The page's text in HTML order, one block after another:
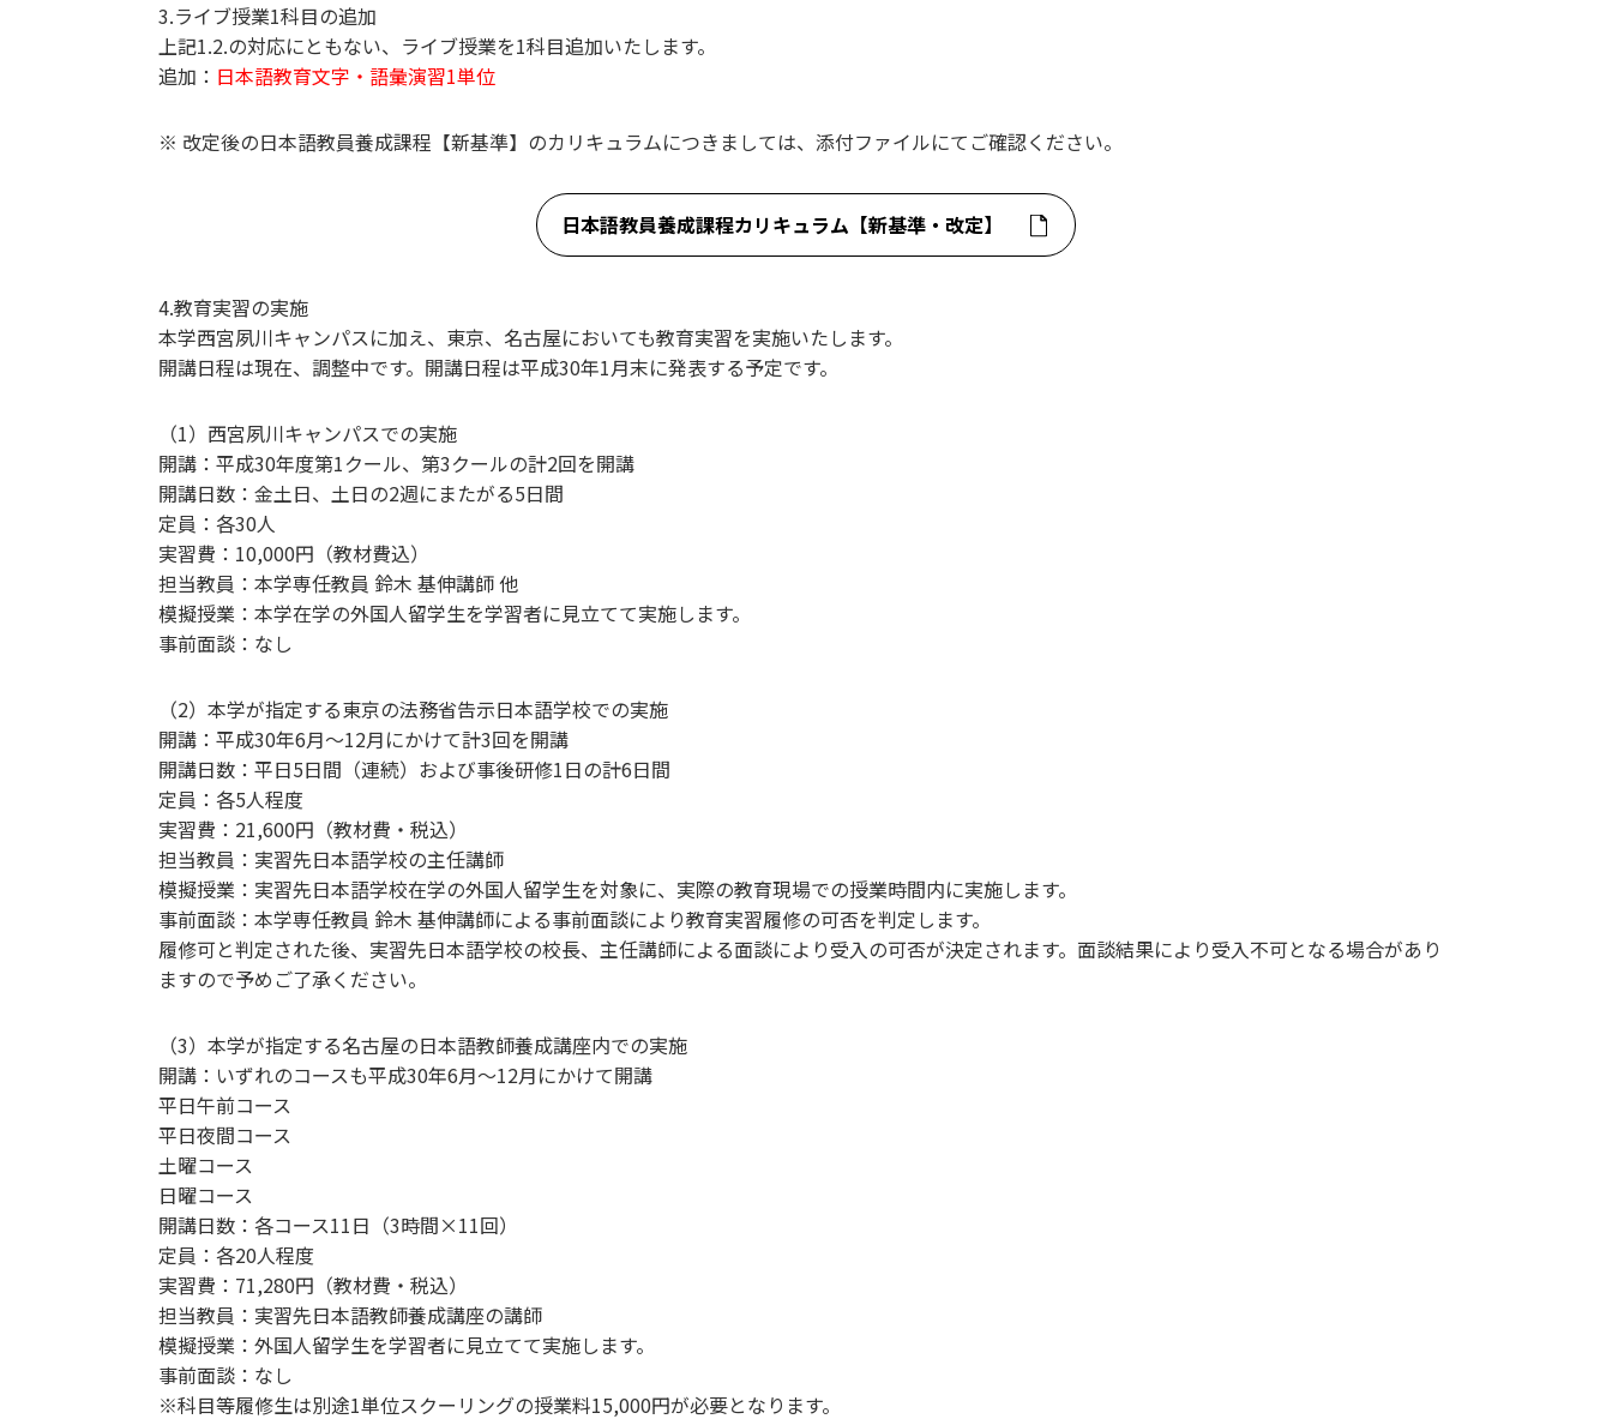
3.ライブ授業1科目の追加
上記1.2.の対応にともない、ライブ授業を1科目追加いたします。
追加： 日本語教育文字・語彙演習1単位
※ 改定後の日本語教員養成課程【新基準】のカリキュラムにつきましては、添付ファイルにてご確認ください。
日本語教員養成課程カリキュラム【新基準・改定】
4.教育実習の実施
本学西宮夙川キャンパスに加え、東京、名古屋においても教育実習を実施いたします。
開講日程は現在、調整中です。開講日程は平成30年1月末に発表する予定です。
（1）西宮夙川キャンパスでの実施
開講：平成30年度第1クール、第3クールの計2回を開講
開講日数：金土日、土日の2週にまたがる5日間
定員：各30人
実習費：10,000円（教材費込）
担当教員：本学専任教員 鈴木 基伸講師 他
模擬授業：本学在学の外国人留学生を学習者に見立てて実施します。
事前面談：なし
（2）本学が指定する東京の法務省告示日本語学校での実施
開講：平成30年6月～12月にかけて計3回を開講
開講日数：平日5日間（連続）および事後研修1日の計6日間
定員：各5人程度
実習費：21,600円（教材費・税込）
担当教員：実習先日本語学校の主任講師
模擬授業：実習先日本語学校在学の外国人留学生を対象に、実際の教育現場での授業時間内に実施します。
事前面談：本学専任教員 鈴木 基伸講師による事前面談により教育実習履修の可否を判定します。
履修可と判定された後、実習先日本語学校の校長、主任講師による面談により受入の可否が決定されます。面談結果により受入不可となる場合があり
ますので予めご了承ください。
（3）本学が指定する名古屋の日本語教師養成講座内での実施
開講：​いずれのコースも平成30年6月～12月にかけて開講
平日午前コース
平日夜間コース
土曜コース
日曜コース
開講日数：各コース11日（3時間×11回）
定員：各20人程度
実習費：71,280円（教材費・税込）
担当教員：実習先日本語教師養成講座の講師
模擬授業：外国人留学生を学習者に見立てて実施します。
事前面談：なし
※科目等履修生は別途1単位スクーリングの授業料15,000円が必要となります。